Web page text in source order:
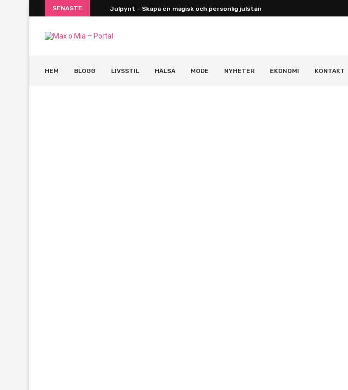
SENASTE Julpynt – Skapa en magisk och personlig julstämning...
HEM BLOGG LIVSSTIL HÄLSA MODE NYHETER EKONOMI KONTAKT